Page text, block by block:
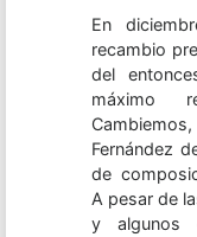
En
recambio
del
máximo
Fernández
de
A pesar de
y algunos